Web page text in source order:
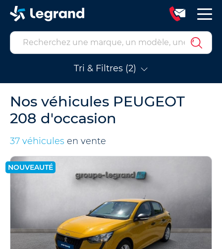
Tri & Filtres (2)
Nos véhicules PEUGEOT
208 d'occasion
37 véhicules en vente
NOUVEAUTÉ